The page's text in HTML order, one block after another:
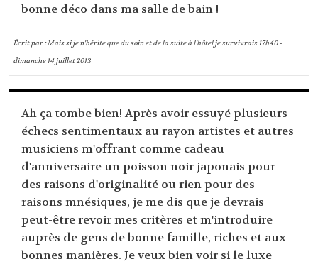
bonne déco dans ma salle de bain !
Écrit par :Mais si je n'hérite que du soin et de la suite à l'hôtel je survivrais17h40-
dimanche 14juillet 2013
Ah ça tombe bien! Après avoir essuyé plusieurs
échecs sentimentaux au rayon artistes et autres
musiciens m'offrant comme cadeau
d'anniversaire un poisson noir japonais pour
des raisons d'originalité ou rien pour des
raisons mnésiques, je me dis que je devrais
peut-être revoir mes critères et m'introduire
auprès de gens de bonne famille, riches et aux
bonnes manières. Je veux bien voir si le luxe